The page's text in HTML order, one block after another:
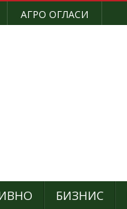
АГРО ОГЛАСИ
БИЗНИС